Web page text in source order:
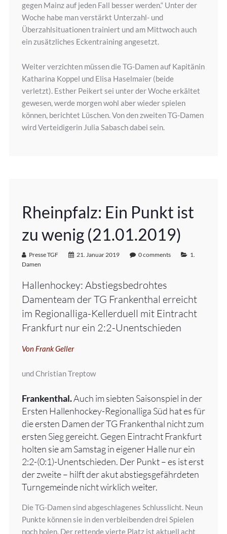
gegen Mainz auf jeden Fall besser werden.“ Unter der
Woche habe man verstärkt Unterzahl- und
Überzahlsituationen trainiert und am Mittwoch auch
ein zusätzliches Eckentraining angesetzt.
Weiter verzichten müssen die TG-Damen auf Kapitänin
Katharina Koppel und Elisa Haselmaier (beide
verletzt). Esther Peikert sei unter der Woche erkältet
gewesen, werde morgen wohl aber wieder spielen
können, berichtet Lüschen. Von den zweiten TG-Damen
wird Verteidigerin Julia Sabasch dabei sein.
Rheinpfalz: Ein Punkt ist
zu wenig (21.01.2019)
Presse TGF 21. Januar 2019 0 comments
1.
Damen
Hallenhockey: Abstiegsbedrohtes
Damenteam der TG Frankenthal erreicht
im Regionalliga-Kellerduell mit Eintracht
Frankfurt nur ein 2:2-Unentschieden
Von Frank Geller
und Christian Treptow
Frankenthal.Auch im siebten Saisonspiel in der
Ersten Hallenhockey-Regionalliga Süd hat es für
die ersten Damen der TG Frankenthal nicht zum
ersten Sieg gereicht. Gegen Eintracht Frankfurt
holten sie am Samstag in eigener Halle nur ein
2:2-(0:1)-Unentschieden. Der Punkt – es ist erst
der zweite – hilft der akut abstiegsgefährdeten
Turngemeinde nicht wirklich weiter.
Die TG-Damen sind abgeschlagenes Schlusslicht. Neun
Punkte können sie in den verbleibenden drei Spielen
noch holen. Der rettende vierte Platz ist aktuell acht